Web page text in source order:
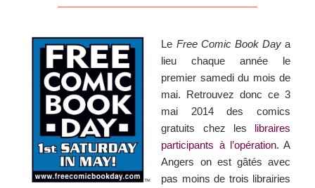
Le Free Comic Book Daya
lieu chaque année le
premier samedi du mois de
mai. Retrouvez donc ce 3
mai 2014 des comics
gratuits chez les libraires
participants à l’opération. A
Angers on est gâtés avec
pas moins de trois librairies